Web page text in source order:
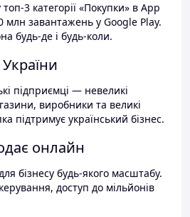
3 категорії «Покупки» в App
млн завантажень у Google Play.
будь-де і будь-коли.
України
підприємці — невеликі
виробники та великі
підтримує український бізнес.
онлайн
бізнесу будь-якого масштабу.
доступ до мільйонів